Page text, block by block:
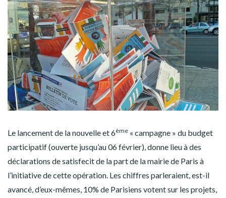
Le lancement de la nouvelle et 6ème « campagne » du budget
participatif (ouverte jusqu’au 06 février), donne lieu à des
déclarations de satisfecit de la part de la mairie de Paris à
l’initiative de cette opération. Les chiffres parleraient, est-il
avancé, d’eux-mêmes, 10% de Parisiens votent sur les projets,